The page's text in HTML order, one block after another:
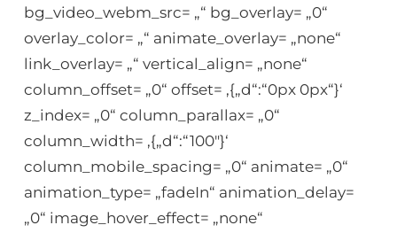
bg_video_webm_src= „“ bg_overlay= „0“
overlay_color= „“ animate_overlay= „none“
link_overlay= „“ vertical_align= „none“
column_offset= „0“ offset= ‚{„d“:“0px 0px“}‘
z_index= „0“ column_parallax= „0“
column_width= ‚{„d“:“100″}‘
column_mobile_spacing= „0“ animate= „0“
animation_type= „fadeIn“ animation_delay=
„0“ image_hover_effect= „none“